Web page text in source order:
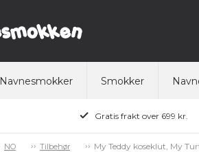
Navnesmokker Smokker
Gratis frakt over 699 kr.
NO Tilbehør My Teddy koseklut, My